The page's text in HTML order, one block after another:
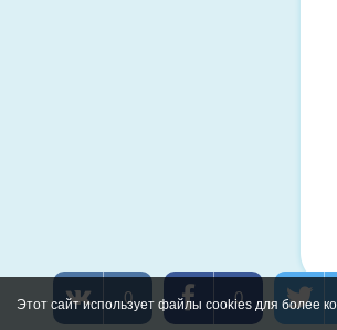
0 0
Этот сайт использует файлы cookies для более